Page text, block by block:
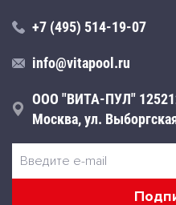
+7 (495) 514-19-07
info@vitapool.ru
ООО "ВИТА-ПУЛ"
Москва, ул.